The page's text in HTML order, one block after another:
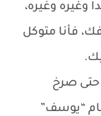
وغيره وغيره،
فأنا متوكل
حتى صرخ
“يوسف”